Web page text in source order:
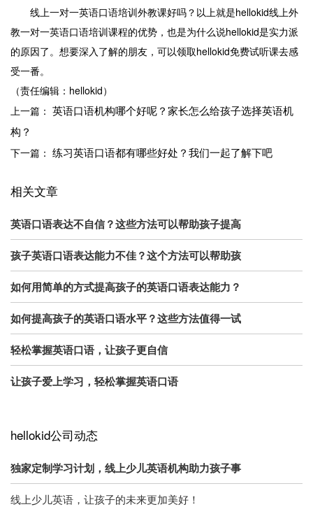
线上一对一英语口语培训外教课好吗？以上就是hellokid线上外
教一对一英语口语培训课程的优势，也是为什么说hellokid是实力派
的原因了。想要深入了解的朋友，可以领取hellokid免费试听课去感
受一番。
（责任编辑：hellokid）
上一篇： 英语口语机构哪个好呢？家长怎么给孩子选择英语机
构？
下一篇： 练习英语口语都有哪些好处？我们一起了解下吧
相关文章
英语口语表达不自信？这些方法可以帮助孩子提高
孩子英语口语表达能力不佳？这个方法可以帮助孩
如何用简单的方式提高孩子的英语口语表达能力？
如何提高孩子的英语口语水平？这些方法值得一试
轻松掌握英语口语，让孩子更自信
让孩子爱上学习，轻松掌握英语口语
hellokid公司动态
独家定制学习计划，线上少儿英语机构助力孩子事
线上少儿英语，让孩子的未来更加美好！